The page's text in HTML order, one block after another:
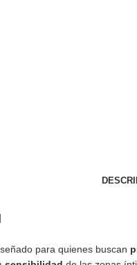
para quienes buscan